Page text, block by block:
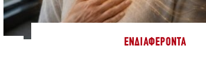
ΕΝΔΙΑΦΈΡΟΝΤΑ